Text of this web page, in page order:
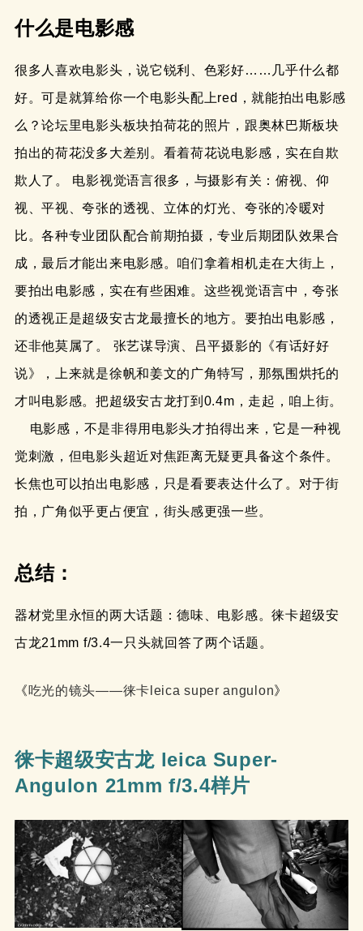
什么是电影感
很多人喜欢电影头，说它锐利、色彩好……几乎什么都
好。可是就算给你一个电影头配上red，就能拍出电影感
么？论坛里电影头板块拍荷花的照片，跟奥林巴斯板块
拍出的荷花没多大差别。看着荷花说电影感，实在自欺
欺人了。 电影视觉语言很多，与摄影有关：俯视、仰
视、平视、夸张的透视、立体的灯光、夸张的冷暖对
比。各种专业团队配合前期拍摄，专业后期团队效果合
成，最后才能出来电影感。咱们拿着相机走在大街上，
要拍出电影感，实在有些困难。这些视觉语言中，夸张
的透视正是超级安古龙最擅长的地方。要拍出电影感，
还非他莫属了。 张艺谋导演、吕平摄影的《有话好好
说》，上来就是徐帆和姜文的广角特写，那氛围烘托的
才叫电影感。把超级安古龙打到0.4m，走起，咱上街。
电影感，不是非得用电影头才拍得出来，它是一种视
觉刺激，但电影头超近对焦距离无疑更具备这个条件。
长焦也可以拍出电影感，只是看要表达什么了。对于街
拍，广角似乎更占便宜，街头感更强一些。
总结：
器材党里永恒的两大话题：德味、电影感。徕卡超级安
古龙21mm f/3.4一只头就回答了两个话题。
《 吃光的镜头——徕卡leica super angulon》
徕卡超级安古龙 leica Super-
Angulon 21mm f/3.4样片